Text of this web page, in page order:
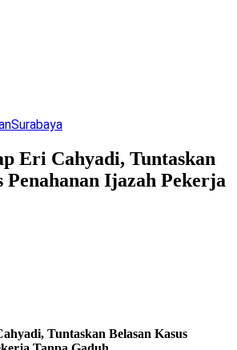
Surabaya
Eri Cahyadi, Tuntaskan
Penahanan Ijazah Pekerja
Tuntaskan Belasan Kasus